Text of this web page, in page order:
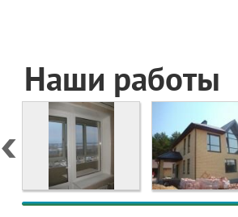
Наши работы